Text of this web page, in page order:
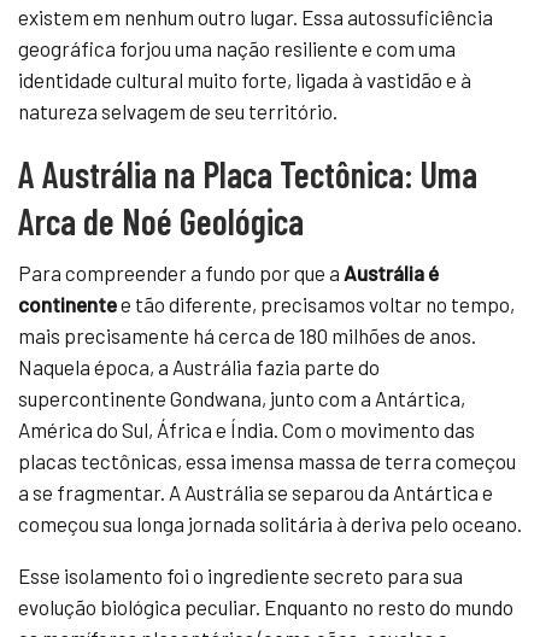
existem em nenhum outro lugar. Essa autossuficiência
geográfica forjou uma nação resiliente e com uma
identidade cultural muito forte, ligada à vastidão e à
natureza selvagem de seu território.
A Austrália na Placa Tectônica: Uma
Arca de Noé Geológica
Para compreender a fundo por que a Austrália é
continentee tão diferente, precisamos voltar no tempo,
mais precisamente há cerca de 180 milhões de anos.
Naquela época, a Austrália fazia parte do
supercontinente Gondwana, junto com a Antártica,
América do Sul, África e Índia. Com o movimento das
placas tectônicas, essa imensa massa de terra começou
a se fragmentar. A Austrália se separou da Antártica e
começou sua longa jornada solitária à deriva pelo oceano.
Esse isolamento foi o ingrediente secreto para sua
evolução biológica peculiar. Enquanto no resto do mundo